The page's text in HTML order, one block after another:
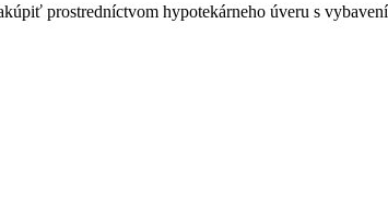
prostredníctvom hypotekárneho úveru s